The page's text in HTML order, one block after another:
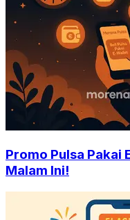
Promo Pulsa Pakai
Malam Ini!